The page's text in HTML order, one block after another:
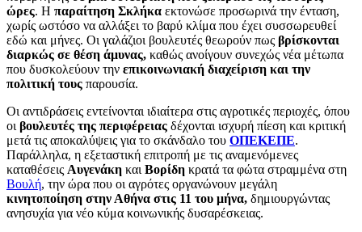
ώρες. Η παραίτηση Σκλήκα εκτονώσε προσωρινά την ένταση,
χωρίς ωστόσο να αλλάξει το βαρύ κλίμα που έχει συσσωρευθεί
εδώ και μήνες. Οι γαλάζιοι βουλευτές θεωρούν πως βρίσκονται
διαρκώς σε θέση άμυνας, καθώς ανοίγουν συνεχώς νέα μέτωπα
που δυσκολεύουν την επικοινωνιακή διαχείριση και την
πολιτική τους παρουσία.
Οι αντιδράσεις εντείνονται ιδιαίτερα στις αγροτικές περιοχές, όπου
οι βουλευτές της περιφέρειας δέχονται ισχυρή πίεση και κριτική
μετά τις αποκαλύψεις για το σκάνδαλο του ΟΠΕΚΕΠΕ.
Παράλληλα, η εξεταστική επιτροπή με τις αναμενόμενες
καταθέσεις Αυγενάκη και Βορίδη κρατά τα φώτα στραμμένα στη
Βουλή, την ώρα που οι αγρότες οργανώνουν μεγάλη
κινητοποίηση στην Αθήνα στις 11 του μήνα, δημιουργώντας
ανησυχία για νέο κύμα κοινωνικής δυσαρέσκειας.